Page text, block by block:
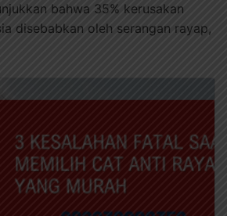
bahwa 35% kerusakan
disebabkan oleh serangan rayap,